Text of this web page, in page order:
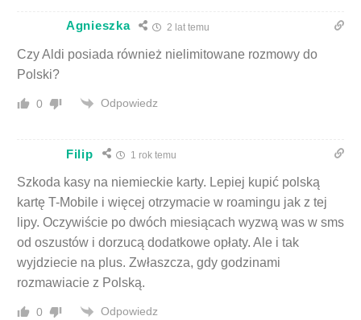
Agnieszka 2 lat temu
Czy Aldi posiada również nielimitowane rozmowy do
Polski?
0 Odpowiedz
Filip 1 rok temu
Szkoda kasy na niemieckie karty. Lepiej kupić polską
kartę T-Mobile i więcej otrzymacie w roamingu jak z tej
lipy. Oczywiście po dwóch miesiącach wyzwą was w sms
od oszustów i dorzucą dodatkowe opłaty. Ale i tak
wyjdziecie na plus. Zwłaszcza, gdy godzinami
rozmawiacie z Polską.
0 Odpowiedz